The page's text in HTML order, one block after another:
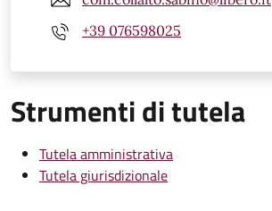
+39 076598025
Strumenti di tutela
Tutela amministrativa
Tutela giurisdizionale